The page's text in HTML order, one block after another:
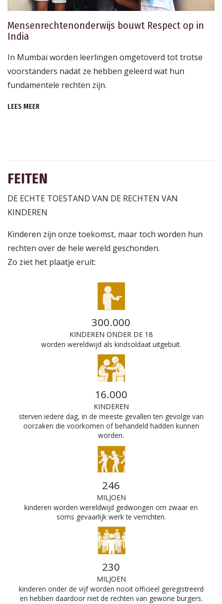
Mensenrechtenonderwijs bouwt Respect op in
India
In Mumbai worden leerlingen omgetoverd tot trotse
voorstanders nadat ze hebben geleerd wat hun
fundamentele rechten zijn.
LEES MEER
FEITEN
DE ECHTE TOESTAND VAN DE RECHTEN VAN
KINDEREN
Kinderen zijn onze toekomst, maar toch worden hun
rechten over de hele wereld geschonden.
Zo ziet het plaatje eruit:
300.000
KINDEREN ONDER DE 18
worden wereldwijd als kindsoldaat uitgebuit.
16.000
KINDEREN
sterven iedere dag, in de meeste gevallen ten gevolge van
oorzaken die voorkomen of behandeld hadden kunnen
worden.
246
MILJOEN
kinderen worden wereldwijd gedwongen om zwaar en
soms gevaarlijk werk te verrichten.
230
MILJOEN
kinderen onder de vijf worden nooit officieel geregistreerd
en hebben daardoor niet de rechten van gewone burgers.